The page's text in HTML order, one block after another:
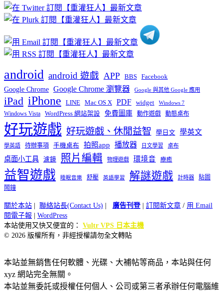
分
類
android android 遊戲 APP BBS Facebook
Google Chrome Google Chrome 瀏覽器 Google 與其他 Google 應用
iPad iPhone LINE Mac OS X PDF widget Windows 7
Windows Vista WordPress 網站架設 免費圖庫 動作遊戲 動態桌布
好玩遊戲 好玩遊戲、休閒益智 學日文 學英文
學英語 待辦事項 手機桌布 拍照app 播放器 日文學習 桌布
桌面小工具 濾鏡 照片編輯 物理遊戲 環境音 療癒
益智遊戲 睡眠音樂 舒壓 英語學習 解謎遊戲 計時器
貼圖
鬧鐘
關於本站 聯絡站長(Contact Us) 廣告刊登| 訂閱新文章 / 用 Email
閱電子報
WordPress
本站使用又快又便宜的： Vultr VPS 日本主機
© 2026 版權所有，非經授權請勿全文轉貼
本站並無銷售任何軟體、光碟、大補帖等商品，本站與任何
xyz 網站完全無關。
本站並無委託或授權任何個人、公司或第三者承辦任何電腦維